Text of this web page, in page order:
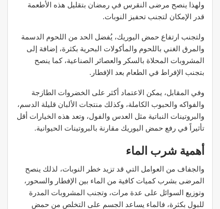
ولهذا ينصح مرضى النقرس في رمضان بتقليل هذه الأطعمة
قدر الإمكان لتجنب تحفيز النوبات.
ولتجنب ارتفاع حمض اليوريك، يُفضل الحد من اللحوم الدسمة
والمرق الغني باللحوم والمأكولات البحرية بكثرة، إضافة إلى
المشروبات المحلاة بالسكر والعصائر الصناعية، كما ينصح
بتجنب الإفراط في الطعام بعد الإفطار.
وفي المقابل، يمكن الاعتماد أكثر على الخضروات الطازجة
والفواكه والحبوب الكاملة، وكذلك منتجات الألبان قليلة الدسم،
والبروتينات النباتية مثل العدس والفول، وتعد هذه الخيارات أقل
تأثيراً في رفع حمض اليوريك مقارنة بالبروتينات الحيوانية.
أهمية شرب الماء
والجفاف من العوامل التي قد تزيد خطر النوبات، لذلك ينصح
المرضى بشرب كميات كافية من الماء بين الإفطار والسحور،
وتوزيع السوائل على عدة مرات، وتجنب المشروبات المدرة
للبول بكثرة، فالماء يساعد الجسم على التخلص من حمض